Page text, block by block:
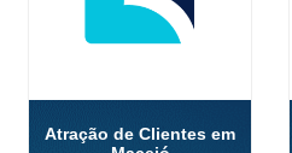
Atração de Clientes em